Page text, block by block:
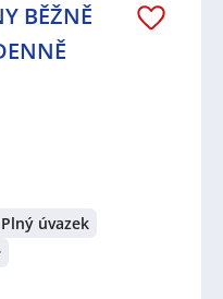
BĚŽNĚ
Plný úvazek